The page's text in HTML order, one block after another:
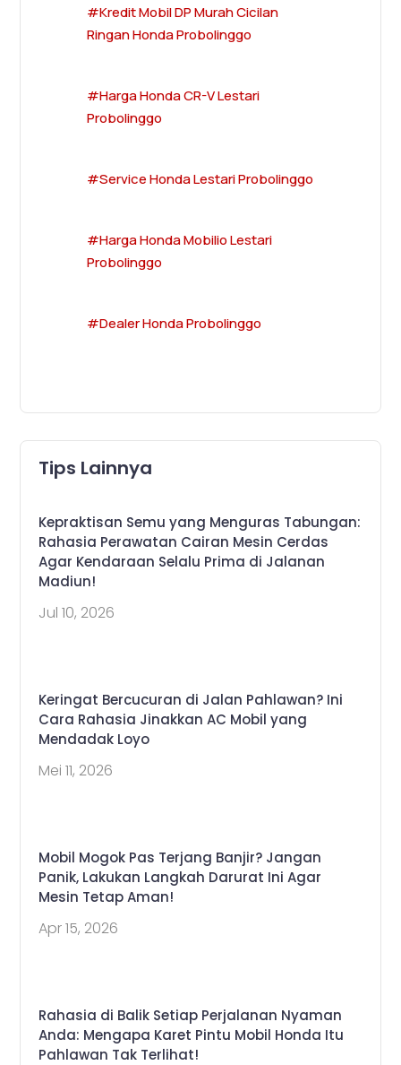
#Kredit Mobil DP Murah Cicilan
Ringan Honda Probolinggo
#Harga Honda CR-V Lestari
Probolinggo
#Service Honda Lestari Probolinggo
#Harga Honda Mobilio Lestari
Probolinggo
#Dealer Honda Probolinggo
Tips Lainnya
Kepraktisan Semu yang Menguras Tabungan:
Rahasia Perawatan Cairan Mesin Cerdas
Agar Kendaraan Selalu Prima di Jalanan
Madiun!
Jul 10, 2026
Keringat Bercucuran di Jalan Pahlawan? Ini
Cara Rahasia Jinakkan AC Mobil yang
Mendadak Loyo
Mei 11, 2026
Mobil Mogok Pas Terjang Banjir? Jangan
Panik, Lakukan Langkah Darurat Ini Agar
Mesin Tetap Aman!
Apr 15, 2026
Rahasia di Balik Setiap Perjalanan Nyaman
Anda: Mengapa Karet Pintu Mobil Honda Itu
Pahlawan Tak Terlihat!